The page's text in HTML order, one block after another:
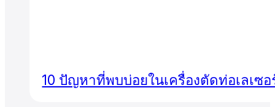
10 ปัญหาที่พบบ่อยในเครื่องตัดท่อเลเซ